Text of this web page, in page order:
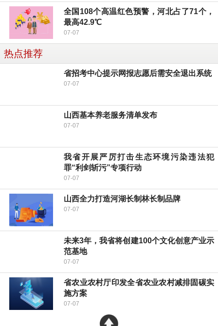
全国108个高温红色预警，河北占了71个，
最高42.9℃
07-07
热点推荐
省招考中心提示网报志愿后需安全退出系统
07-07
山西基本养老服务清单发布
07-07
我省开展严厉打击生态环境污染违法犯
罪“利剑斩污”专项行动
07-07
山西全力打造河湖长制林长制品牌
07-07
未来3年，我省将创建100个文化创意产业示
范基地
07-07
省农业农村厅印发全省农业农村减排固碳实
施方案
07-07